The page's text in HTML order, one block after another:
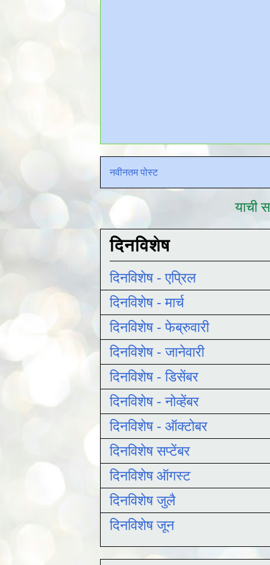
नवीनतम पोस्ट
याची
दिनविशेष
दिनविशेष - एप्रिल
दिनविशेष - मार्च
दिनविशेष - फेब्रुवारी
दिनविशेष - जानेवारी
दिनविशेष - डिसेंबर
दिनविशेष - नोव्हेंबर
दिनविशेष - ऑक्टोबर
दिनविशेष सप्टेंबर
दिनविशेष ऑगस्ट
दिनविशेष जुलै
दिनविशेष जून